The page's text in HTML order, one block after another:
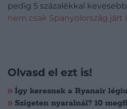
pedig 5 százalékkal
nem csak Spanyolország járt
Olvasd el ezt is!
Így keresnek a Ryanair
Szigeten nyaralnál? 10